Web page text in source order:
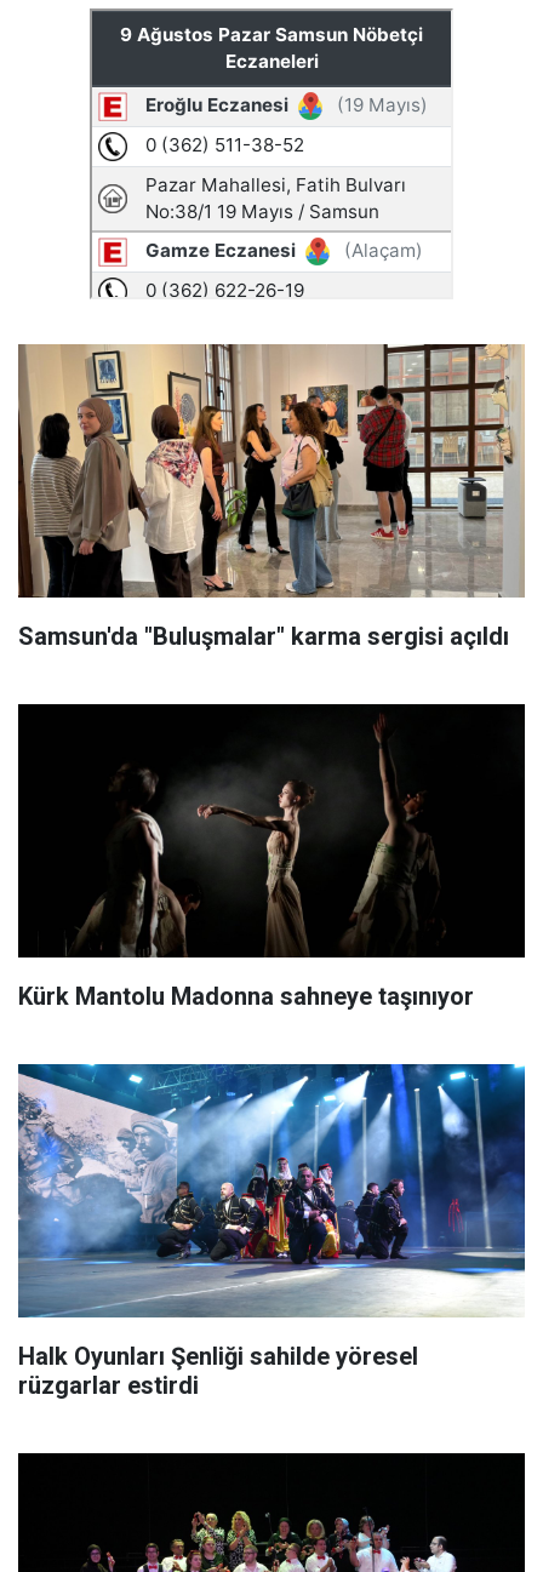
Samsun'da "Buluşmalar" karma sergisi açıldı
Kürk Mantolu Madonna sahneye taşınıyor
Halk Oyunları Şenliği sahilde yöresel
rüzgarlar estirdi